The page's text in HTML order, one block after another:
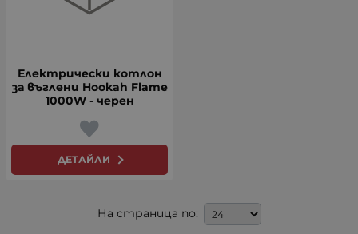
Електрически котлон
за въглени Hookah Flame
1000W - черен
ДЕТАЙЛИ
На страница по: